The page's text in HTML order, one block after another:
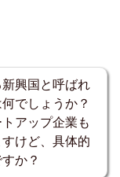
興国と呼ばれ
でしょうか？
アップ企業も
けど、具体的
か？